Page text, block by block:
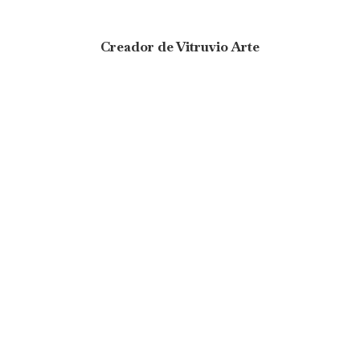
Creador de Vitruvio Arte